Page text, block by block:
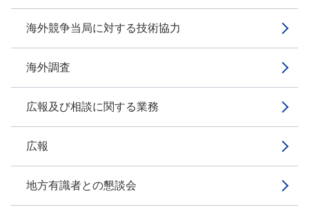
海外競争当局に対する技術協力
海外調査
広報及び相談に関する業務
広報
地方有識者との懇談会